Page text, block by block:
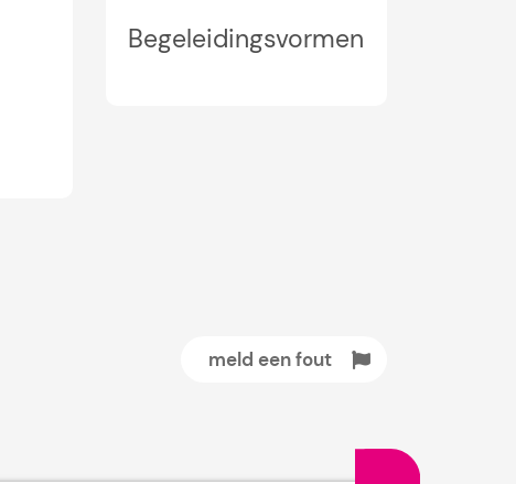
Begeleidingsvormen
meld een fout